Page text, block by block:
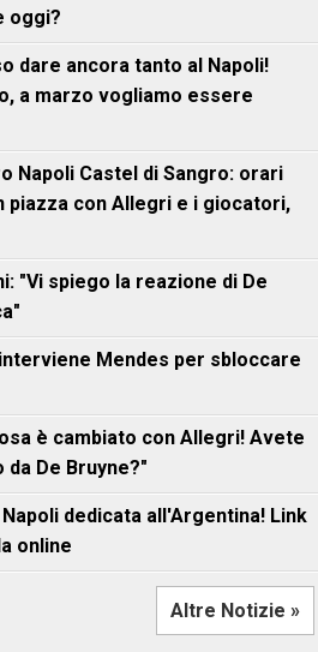
oggi?
dare ancora tanto al Napoli!
a marzo vogliamo essere
Napoli Castel di Sangro: orari
piazza con Allegri e i giocatori,
"Vi spiego la reazione di De
Mendes per sbloccare
è cambiato con Allegri! Avete
De Bruyne?"
dedicata all'Argentina! Link
online
Altre Notizie »